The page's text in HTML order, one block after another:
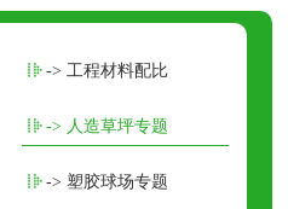
-> 工程材料配比
-> 人造草坪专题
-> 塑胶球场专题